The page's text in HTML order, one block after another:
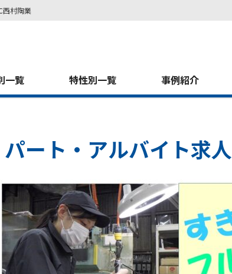
西村陶業
一覧 特性別一覧 事例紹介
パート・アルバイト求人